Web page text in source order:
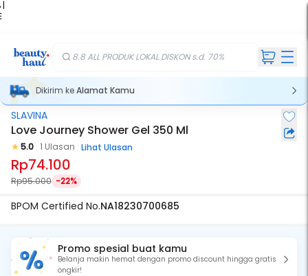
|
8.8 ALL PRODUK LOKAL DISKON s.d. 70%
Dikirim keAlamat Kamu
SLAVINA
Love Journey Shower Gel 350 Ml
5.0 1 Ulasan Lihat Ulasan
Rp74.100
Rp95.000 -22%
BPOM Certified No.NA18230700685
Promo spesial buat kamu
Belanja makin hemat dengan promo discount hingga gratis
ongkir!